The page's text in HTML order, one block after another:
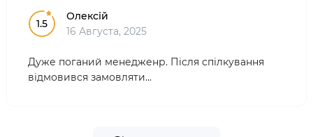
1.5
Олексій
16 Августа, 2025
Дуже поганий менедженр. Після спілкування
відмовився замовляти...